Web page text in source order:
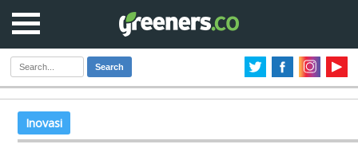
Search
Inovasi